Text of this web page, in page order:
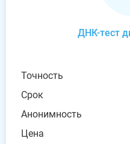
ДНК-тест
Точность
Срок
Анонимность
Цена